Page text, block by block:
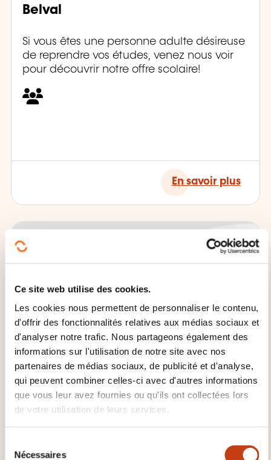
Ce site web utilise des cookies.
Les cookies nous permettent de personnaliser le contenu,
d'offrir des fonctionnalités relatives aux médias sociaux et
d'analyser notre trafic. Nous partageons également des
informations sur l'utilisation de notre site avec nos
partenaires de médias sociaux, de publicité et d'analyse,
qui peuvent combiner celles-ci avec d'autres informations
que vous leur avez fournies ou qu'ils ont collectées lors
de votre utilisation de leurs services.
Nécessaires
Belval
Si vous êtes une personne adulte désireuse
de reprendre vos études, venez nous voir
pour découvrir notre offre scolaire!
En savoir plus
11.06.2026